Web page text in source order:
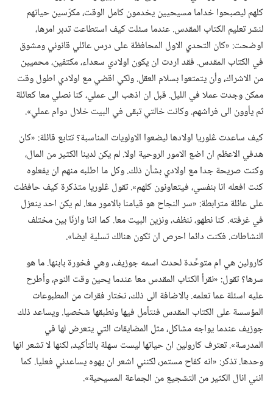
كلهم ليصبحوا خداما مسيحيين يخدمون كامل الوقت،‏ مكرّسين حياتهم
لنشر تعليم الكتاب المقدس.‏ عندما سئلت كيف استطاعت تدبر امرها،‏
اوضحت:‏ «كان التحدي الاول المحافظة على درس عائلي قانوني ومشوق
في الكتاب المقدس.‏ فقد اردت ان يكون اولادي سعداء،‏ مكتفين،‏ محميين
من الاشراك،‏ وأن يتمتعوا بسلام العقل.‏ ولكي اقضي مع اولادي اطول وقت
ممكن وجدت عملا في الليل.‏ قبل ان اذهب الى عملي،‏ كنا نصلي معا كعائلة
ثم يأوون الى فراشهم.‏ وكانت خالتي تبقى في البيت خلال دوام عملي».‏
كيف ساعدت ڠلوريا اولادها ليضعوا الاولويات المناسبة؟‏ تتابع قائلة:‏ «كان
هدفي الاعظم ان اضع الامور الروحية اولا.‏ لم يكن لدينا الكثير من المال،‏
وكنت صريحة جدا مع اولادي بشأن ذلك.‏ وكل ما اطلبه منهم ان يفعلوه
كنت افعله انا بنفسي،‏ فيتعاونون كلهم».‏ تقول ڠلوريا متذكرة كيف حافظت
على عائلة مترابطة:‏ «سر النجاح هو قيامنا بالامور معا.‏ لم يكن احد ينعزل
في غرفته.‏ كنا نطهو،‏ ننظف،‏ ونزين البيت معا.‏ كما اننا وازنّا بين مختلف
النشاطات.‏ فكنت دائما احرص ان تكون هنالك تسلية ايضا».‏
كارولين هي ام متوحِّدة لحدث اسمه جوزيف،‏ وهي فخورة بابنها.‏ ما هو
سرها؟‏ تقول:‏ «نقرأ الكتاب المقدس معا عندما يحين وقت النوم،‏ وأطرح
عليه اسئلة عما تعلمه.‏ بالاضافة الى ذلك،‏ نختار فقرات من المطبوعات
المؤسسة على الكتاب المقدس فنتأمل فيها ونطبقها شخصيا.‏ ويساعد ذلك
جوزيف عندما يواجه مشاكل،‏ مثل المضايقات التي يتعرض لها في
المدرسة».‏ تعترف كارولين ان حياتها ليست سهلة بالتأكيد،‏ لكنها لا تشعر انها
وحدها.‏ تذكر:‏ «انه كفاح مستمر،‏ لكنني اشعر ان يهوه يساعدني فعليا.‏ كما
انني انال الكثير من التشجيع من الجماعة المسيحية».‏